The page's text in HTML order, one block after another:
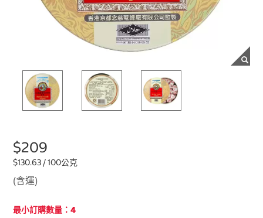
$209
$130.63 / 100公克
(含運)
最小訂購數量：4